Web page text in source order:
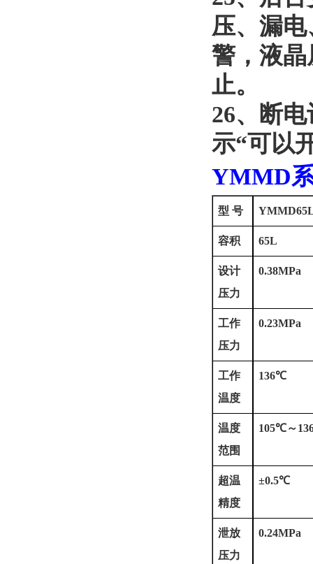
压、漏
警，液
止。
26、
断
示“可以
YMMD
型 号
容积 65L
设计
压力
0.38MPa
工作
压力
0.23MPa
工作
温度
136℃
温度
范围
105℃～
超温
精度
±0.5℃
泄放
压力
0.24MPa